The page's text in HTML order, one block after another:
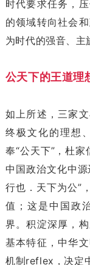
时代要求任务，
的领域转向社会
为时代的强音、主
公天下的王道理
如上所述，三家
终极文化的理想
奉“公天下”，杜家
中国政治文化中
行也．天下为公”
值；这是中国政
界。积淀深厚，
基本特征，中华
机制reflex，决定